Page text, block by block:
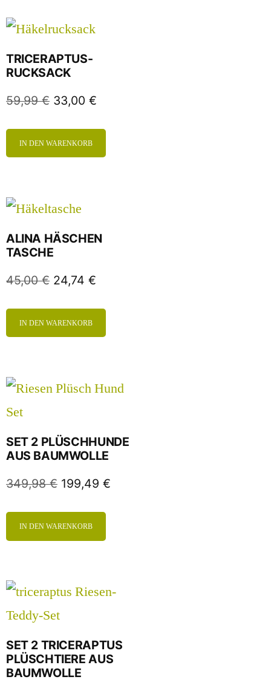
TRICERAPTUS-
RUCKSACK
59,99€ 33,00 €
IN DEN WARENKORB
ALINA HÄSCHEN
TASCHE
45,00€ 24,74 €
IN DEN WARENKORB
SET 2 PLÜSCHHUNDE
AUS BAUMWOLLE
349,98€ 199,49 €
IN DEN WARENKORB
SET 2 TRICERAPTUS
PLÜSCHTIERE AUS
BAUMWOLLE